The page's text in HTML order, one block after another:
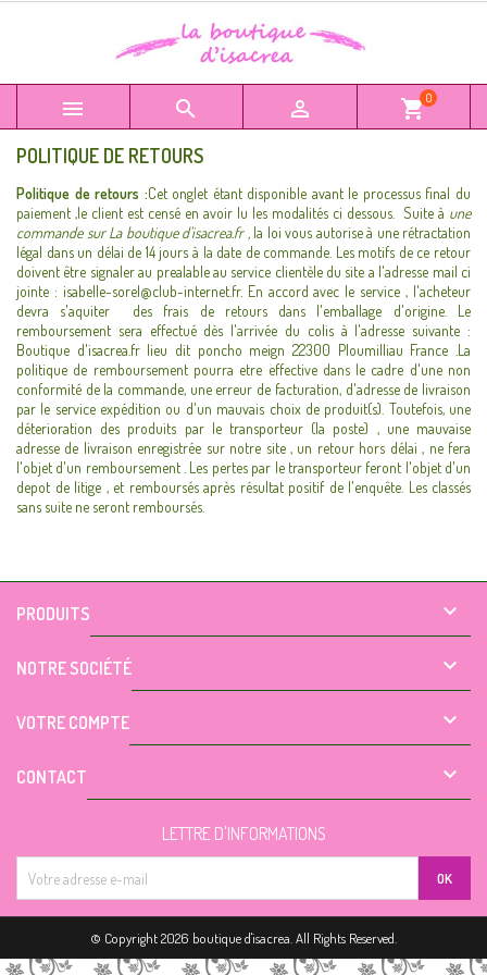
   shopping_cart0
POLITIQUE DE RETOURS
Politique de retours :Cet onglet étant disponible avant le processus final du
paiement ,le client est censé en avoir lu les modalités ci dessous. Suite à une
commande sur La boutique d'isacrea.fr , la loi vous autorise à une rétractation
légal dans un délai de 14 jours à la date de commande. Les motifs de ce retour
doivent être signaler au prealable au service clientèle du site a l'adresse mail ci
jointe : isabelle-sorel@club-internet.fr. En accord avec le service , l'acheteur
devra s'aquiter des frais de retours dans l'emballage d'origine. Le
remboursement sera effectué dès l'arrivée du colis à l'adresse suivante :
Boutique d'isacrea.fr lieu dit poncho meign 22300 Ploumilliau France .La
politique de remboursement pourra etre effective dans le cadre d'une non
conformité de la commande, une erreur de facturation, d'adresse de livraison
par le service expédition ou d'un mauvais choix de produit(s). Toutefois, une
déterioration des produits par le transporteur (la poste) , une mauvaise
adresse de livraison enregistrée sur notre site , un retour hors délai , ne fera
l'objet d'un remboursement . Les pertes par le transporteur feront l'objet d'un
depot de litige , et remboursés après résultat positif de l'enquête. Les classés
sans suite ne seront remboursés.
PRODUITS 
NOTRE SOCIÉTÉ 
VOTRE COMPTE 
CONTACT 
LETTRE D'INFORMATIONS
© Copyright 2026 boutique d'isacrea. All Rights Reserved.